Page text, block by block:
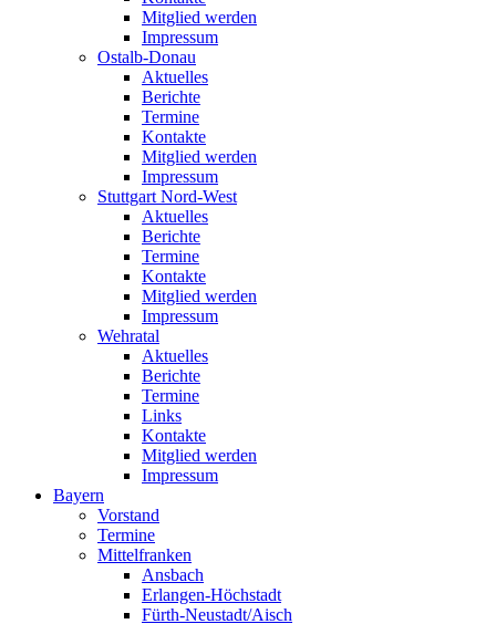
Mitglied werden
Impressum
Ostalb-Donau
Aktuelles
Berichte
Termine
Kontakte
Mitglied werden
Impressum
Stuttgart Nord-West
Aktuelles
Berichte
Termine
Kontakte
Mitglied werden
Impressum
Wehratal
Aktuelles
Berichte
Termine
Links
Kontakte
Mitglied werden
Impressum
Bayern
Vorstand
Termine
Mittelfranken
Ansbach
Erlangen-Höchstadt
Fürth-Neustadt/Aisch